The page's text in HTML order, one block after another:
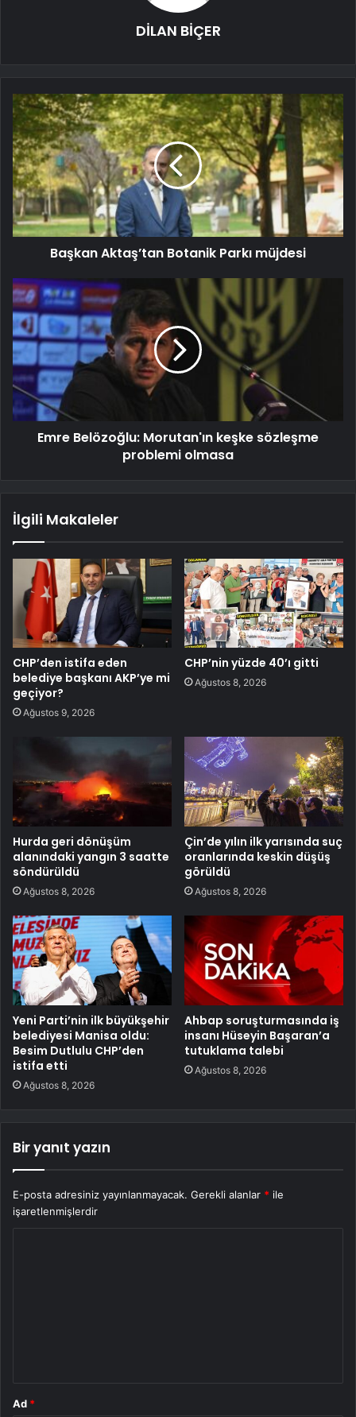
DİLAN BİÇER
Başkan Aktaş’tan Botanik Parkı müjdesi
Emre Belözoğlu: Morutan'ın keşke sözleşme
problemi olmasa
İlgili Makaleler
CHP’den istifa eden
belediye başkanı AKP’ye mi
geçiyor?
Ağustos 9, 2026
CHP’nin yüzde 40’ı gitti
Ağustos 8, 2026
Hurda geri dönüşüm
alanındaki yangın 3 saatte
söndürüldü
Ağustos 8, 2026
Çin’de yılın ilk yarısında suç
oranlarında keskin düşüş
görüldü
Ağustos 8, 2026
Yeni Parti’nin ilk büyükşehir
belediyesi Manisa oldu:
Besim Dutlulu CHP’den
istifa etti
Ağustos 8, 2026
Ahbap soruşturmasında iş
insanı Hüseyin Başaran’a
tutuklama talebi
Ağustos 8, 2026
Bir yanıt yazın
E-posta adresiniz yayınlanmayacak. Gerekli alanlar * ile
işaretlenmişlerdir
Ad *